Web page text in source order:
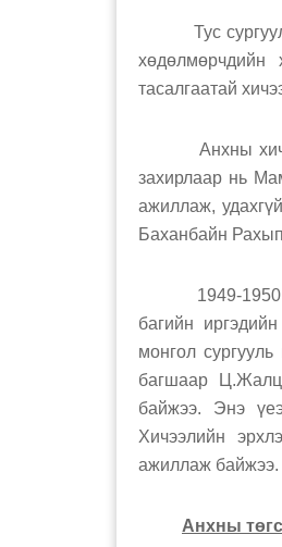
Тус сургууль
хөдөлмөрчдийн
тасалгаатай
Анхны
захирлаар нь
ажиллаж,
Баханбайн
1949-1950 оны
багийн
монгол
багшаар
байжээ. Энэ
Хичээлийн
ажиллаж байжээ.
Анхны